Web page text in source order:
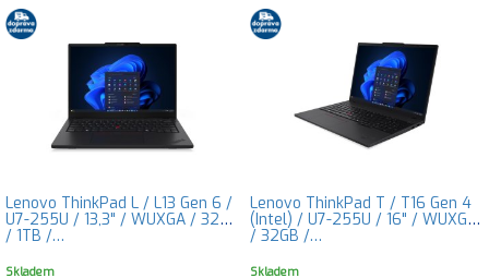
Lenovo ThinkPad L / L13 Gen 6 /
U7-255U / 13,3" / WUXGA / 32GB
/ 1TB /…
Skladem
Lenovo ThinkPad T / T16 Gen 4
(Intel) / U7-255U / 16" / WUXGA
/ 32GB /…
Skladem